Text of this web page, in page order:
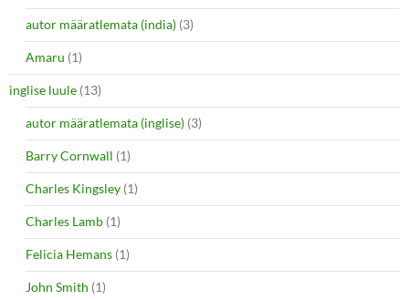
autor määratlemata (india) (3)
Amaru (1)
inglise luule (13)
autor määratlemata (inglise) (3)
Barry Cornwall (1)
Charles Kingsley (1)
Charles Lamb (1)
Felicia Hemans (1)
John Smith (1)